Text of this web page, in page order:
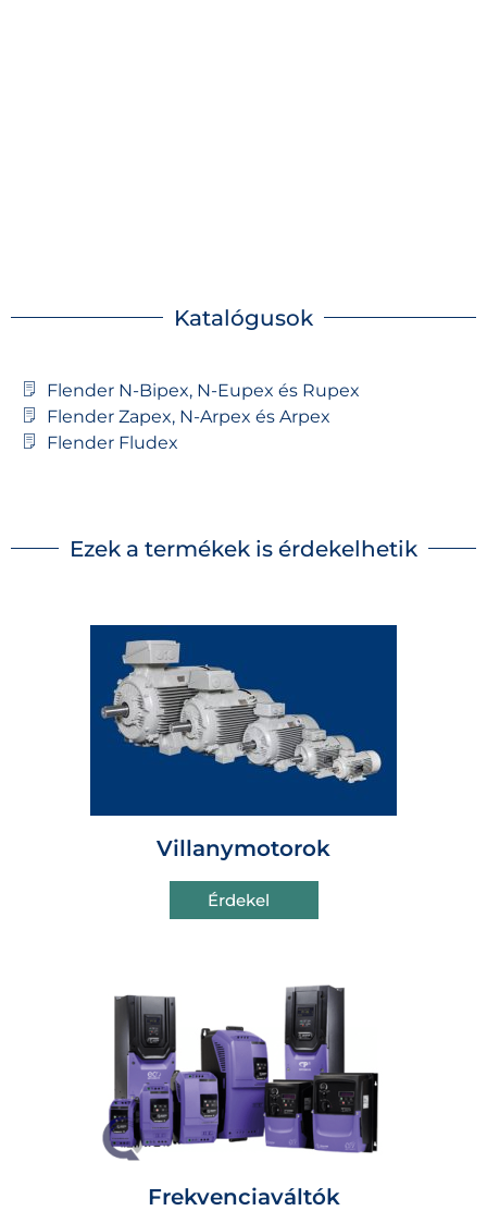
Katalógusok
Flender N-Bipex, N-Eupex és Rupex
Flender Zapex, N-Arpex és Arpex
Flender Fludex
Ezek a termékek is érdekelhetik
Villanymotorok
Érdekel
Frekvenciaváltók